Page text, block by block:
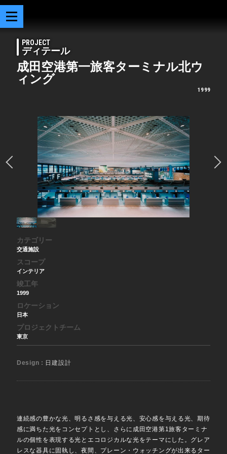
PROJECT
ディテール
成田空港第一旅客ターミナル北ウ
ィング
1999
カテゴリー
交通施設
スコープ
インテリア
竣工年
1999
ロケーション
日本
プロジェクトチーム
東京
Design : 日建設計
連続感の豊かな光、明るさ感を与える光、安心感を与える光、期待
感に満ちた光をコンセプトとし、さらに成田空港第1旅客ターミナ
ルの個性を表現する光とエコロジカルな光をテーマにした。グレア
レスな器具に固執し、夜間、プレーン・ウォッチングが出来るター